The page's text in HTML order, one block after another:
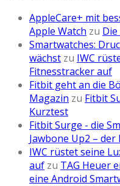
AppleCare+ mit
Apple Watch zu
Smartwatches:
wächst zu IWC
Fitnesstracker auf
Fitbit geht an die
Magazin zu Fitbit
Kurztest
Fitbit Surge - die
Jawbone Up2 –
IWC rüstet seine
auf zu TAG Heuer
eine Android